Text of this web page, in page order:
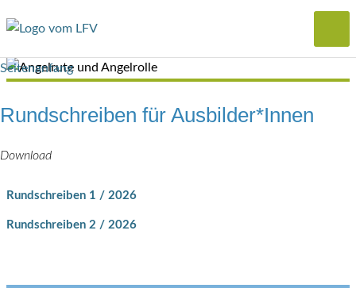
Seitenanfang
Rundschreiben für Ausbilder*Innen
Download
Rundschreiben 1 / 2026
Rundschreiben 2 / 2026